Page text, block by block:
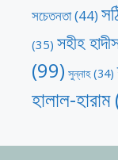
সচেতনতা(44)
(35) সহীহ
(99) সুন্নাহ(34)
হালাল-হারাম